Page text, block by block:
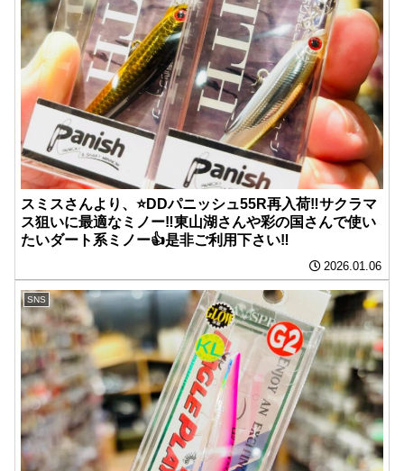
スミスさんより、⭐️DDパニッシュ55R再入荷‼︎サクラマ
ス狙いに最適なミノー‼︎東山湖さんや彩の国さんで使い
たいダート系ミノー👍是非ご利用下さい‼︎
2026.01.06
SNS